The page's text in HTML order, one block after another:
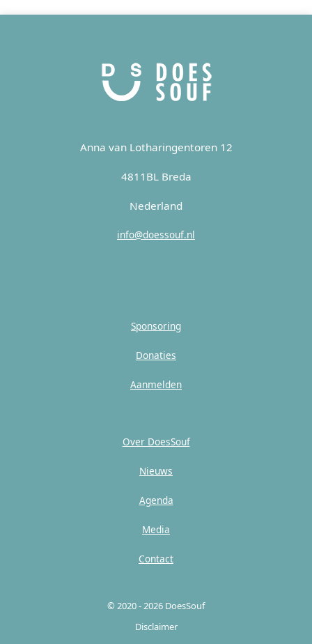
Anna van Lotharingentoren 12
4811BL Breda
Nederland
info@doessouf.nl
Sponsoring
Donaties
Aanmelden
Over DoesSouf
Nieuws
Agenda
Media
Contact
© 2020 - 2026 DoesSouf
Disclaimer